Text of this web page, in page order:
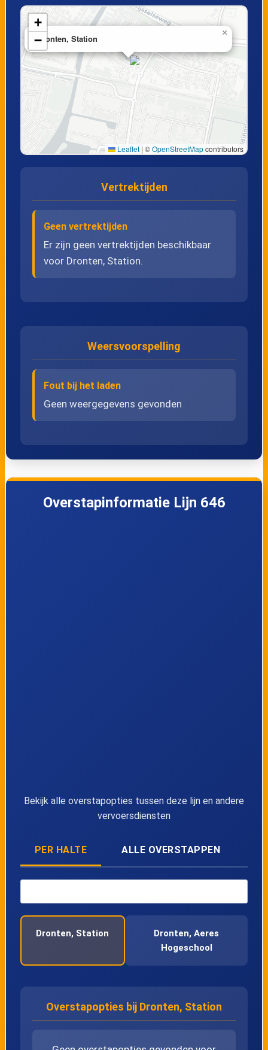
Dronten, Station
×
+
−
Leaflet | ©OpenStreetMapcontributors
Vertrektijden
Geen vertrektijden
Er zijn geen vertrektijden beschikbaar
voor Dronten, Station.
Weersvoorspelling
Fout bij het laden
Geen weergegevens gevonden
Overstapinformatie Lijn 646
Bekijk alle overstapopties tussen deze lijn en andere
vervoersdiensten
PER HALTE ALLE OVERSTAPPEN
Dronten, Station
Dronten, Aeres
Hogeschool
Overstapopties bij Dronten, Station